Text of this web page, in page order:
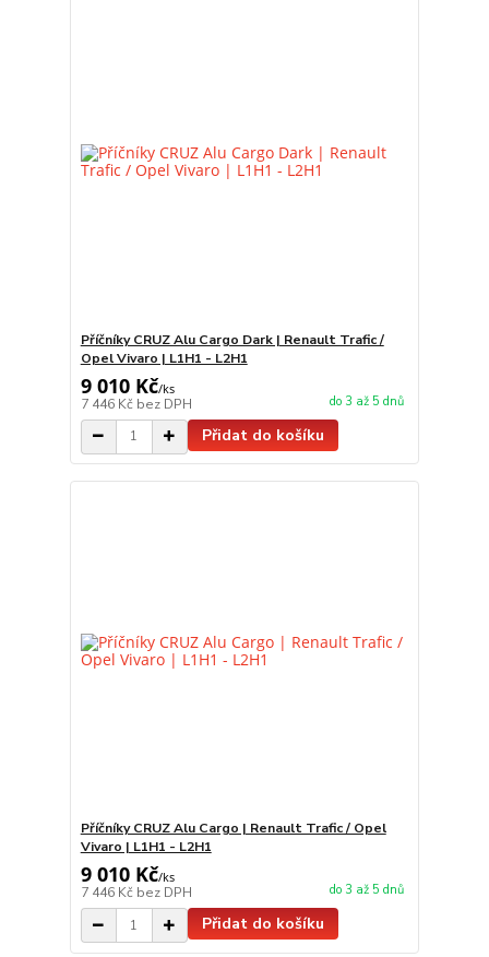
Příčníky CRUZ Alu Cargo Dark | Renault Trafic /
Opel Vivaro | L1H1 - L2H1
9 010 Kč/ks
7 446 Kč bez DPH do 3 až 5 dnů
Přidat do košíku
Příčníky CRUZ Alu Cargo | Renault Trafic / Opel
Vivaro | L1H1 - L2H1
9 010 Kč/ks
7 446 Kč bez DPH do 3 až 5 dnů
Přidat do košíku